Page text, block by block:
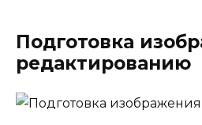
Подготовка
редактированию